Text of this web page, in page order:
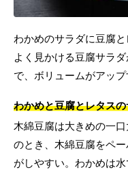
わかめのサラダに豆腐
よく見かける豆腐サラ
で、ボリュームがアップ
わかめと豆腐とレタス
木綿豆腐は大きめの一
のとき、木綿豆腐をペ
がしやすい。わかめは